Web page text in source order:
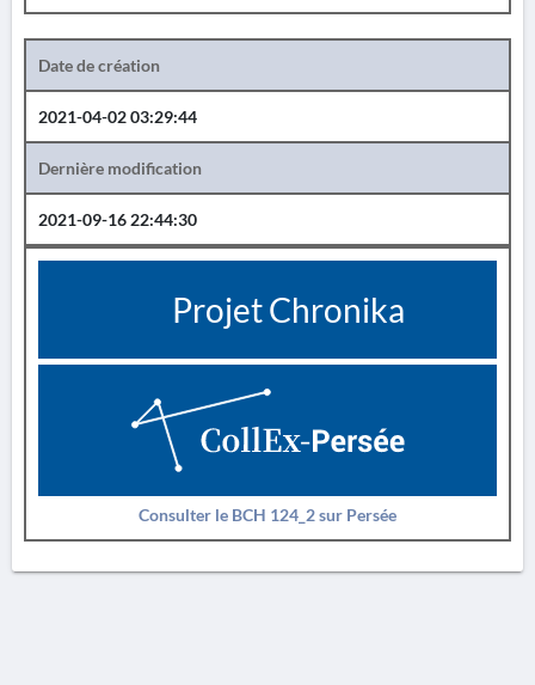
Date de création
2021-04-02 03:29:44
Dernière modification
2021-09-16 22:44:30
Projet Chronika
Consulter le BCH 124_2 sur Persée